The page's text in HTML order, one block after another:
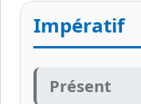
Impératif
Présent